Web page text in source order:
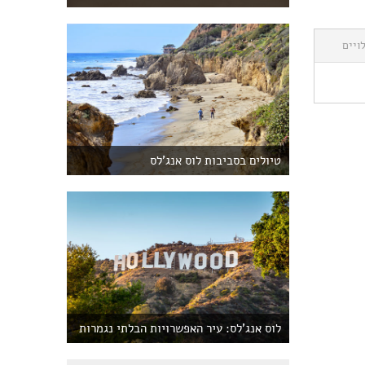
טיולים בסביבות לוס אנג'לס
לוס אנג'לס: עיר האפשרויות הבלתי נגמרות